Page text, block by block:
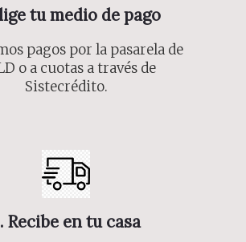
tu medio de pago
pagos por la pasarela de
o a cuotas a través de
Sistecrédito.
Recibe en tu casa